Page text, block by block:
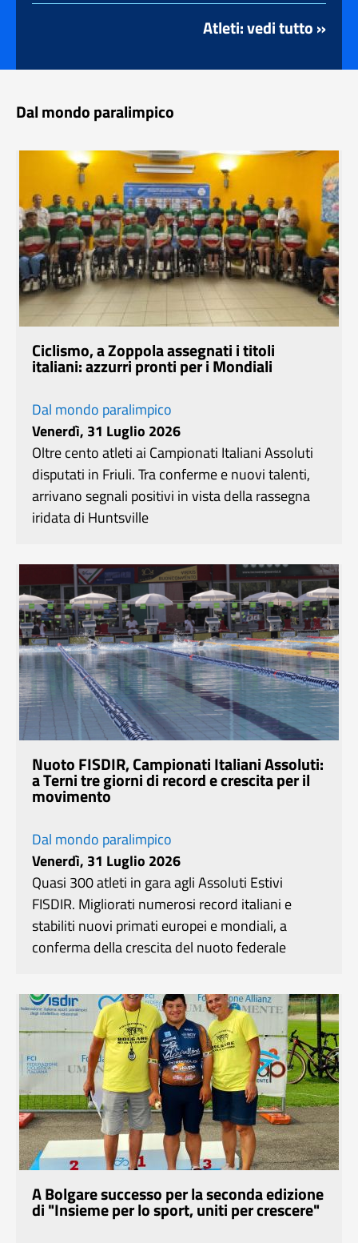
Atleti: vedi tutto »
Dal mondo paralimpico
Ciclismo, a Zoppola assegnati i titoli
italiani: azzurri pronti per i Mondiali
Dal mondo paralimpico
Venerdì, 31 Luglio 2026
Oltre cento atleti ai Campionati Italiani Assoluti
disputati in Friuli. Tra conferme e nuovi talenti,
arrivano segnali positivi in vista della rassegna
iridata di Huntsville
Nuoto FISDIR, Campionati Italiani Assoluti:
a Terni tre giorni di record e crescita per il
movimento
Dal mondo paralimpico
Venerdì, 31 Luglio 2026
Quasi 300 atleti in gara agli Assoluti Estivi
FISDIR. Migliorati numerosi record italiani e
stabiliti nuovi primati europei e mondiali, a
conferma della crescita del nuoto federale
A Bolgare successo per la seconda edizione
di "Insieme per lo sport, uniti per crescere"